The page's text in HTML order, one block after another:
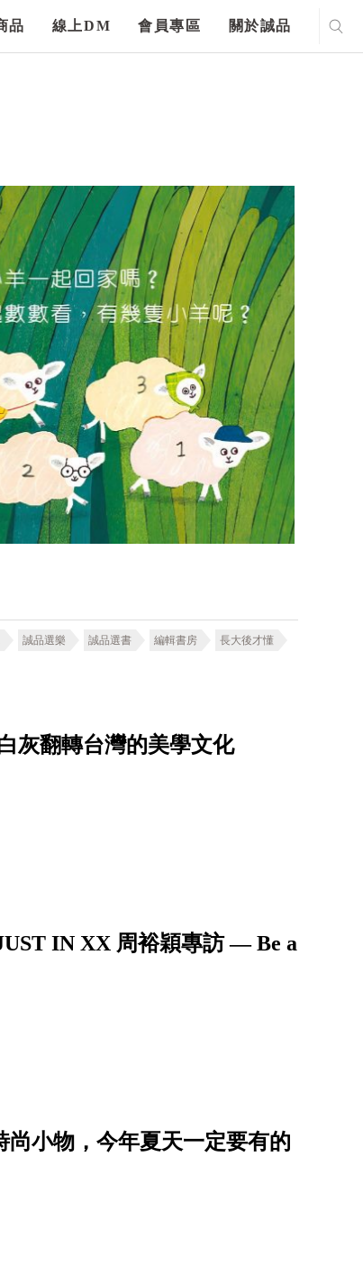
品 線上DM 會員專區 關於誠品
誠品選樂 誠品選書 編輯書房 長大後才懂
灰翻轉台灣的美學文化
IN XX 周裕穎專訪 — Be a
小物，今年夏天一定要有的